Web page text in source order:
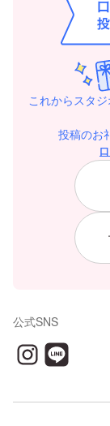
これからスタ
投稿のお
公式SNS